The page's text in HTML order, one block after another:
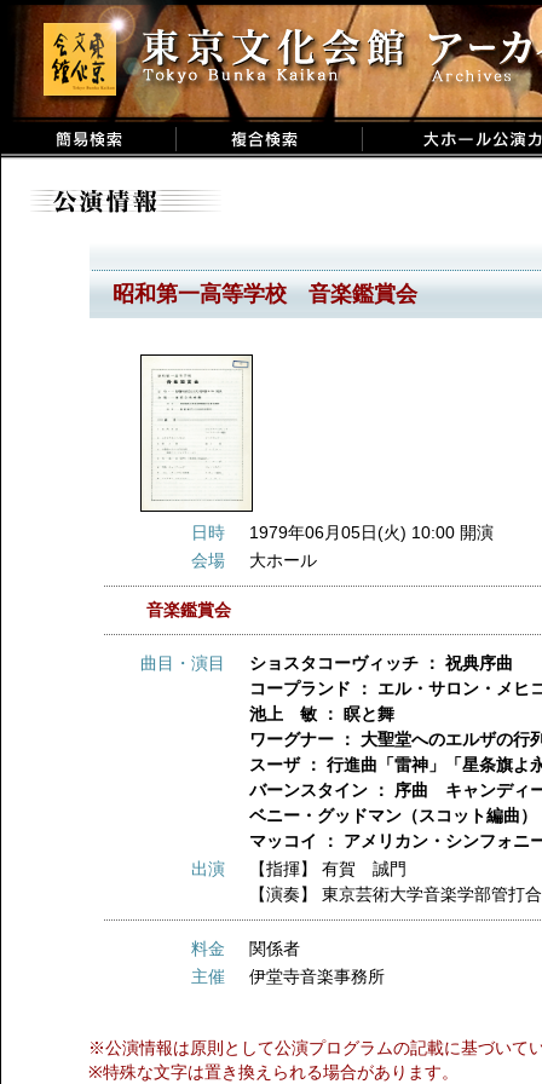
昭和第一高等学校 音楽鑑賞会
日時
1979年06月05日(火) 10:00 開演
会場
大ホール
音楽鑑賞会
曲目・演目
ショスタコーヴィッチ ： 祝典序曲
コープランド ： エル・サロン・メヒ
池上 敏 ： 瞑と舞
ワーグナー ： 大聖堂へのエルザの
スーザ ： 行進曲「雷神」「星条旗よ
バーンスタイン ： 序曲 キャンディ
ベニー・グッドマン（スコット編曲
マッコイ ： アメリカン・シンフォニ
出演
【指揮】有賀 誠門
【演奏】東京芸術大学音楽学部管打
料金
関係者
主催
伊堂寺音楽事務所
※公演情報は原則として公演プログラムの記載に基づいて
※特殊な文字は置き換えられる場合があります。